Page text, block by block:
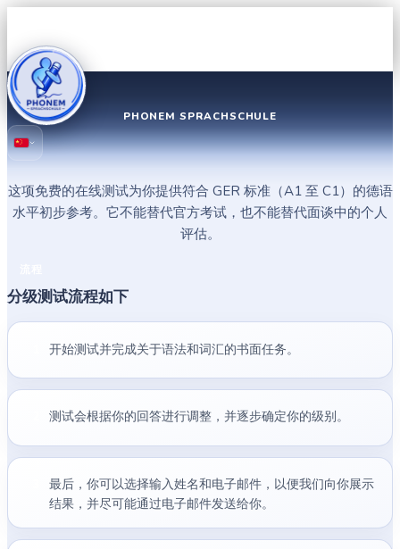
PHONEM SPRACHSCHULE
在线德语分级测试
这项免费的在线测试为你提供符合 GER 标准（A1 至 C1）的德语
水平初步参考。它不能替代官方考试，也不能替代面谈中的个人
评估。
分级测试流程如下
开始测试并完成关于语法和词汇的书面任务。
测试会根据你的回答进行调整，并逐步确定你的级别。
最后，你可以选择输入姓名和电子邮件，以便我们向你展示
结果，并尽可能通过电子邮件发送给你。